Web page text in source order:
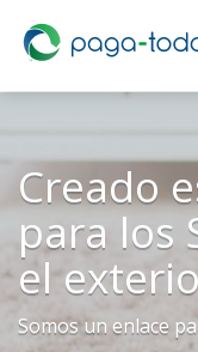
Creado
para los
el
Somos un enlace